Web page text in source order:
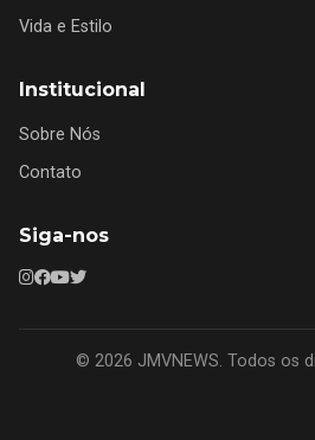
Vida e Estilo
Institucional
Sobre Nós
Contato
Siga-nos
© 2026 JMVNEWS. Todos os